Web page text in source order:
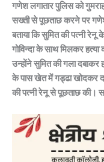
गणेश लगातार पुलिस को
सख्ती से पूछताछ करने पर
बताया कि सुमित की पत्नी
गोविन्दा के साथ मिलकर हत्या
उन्होंने सुमित की गला दबाकर
के पास खेत में गड्ढा खोदकर
की पत्नी रेनू से पूछताछ की।